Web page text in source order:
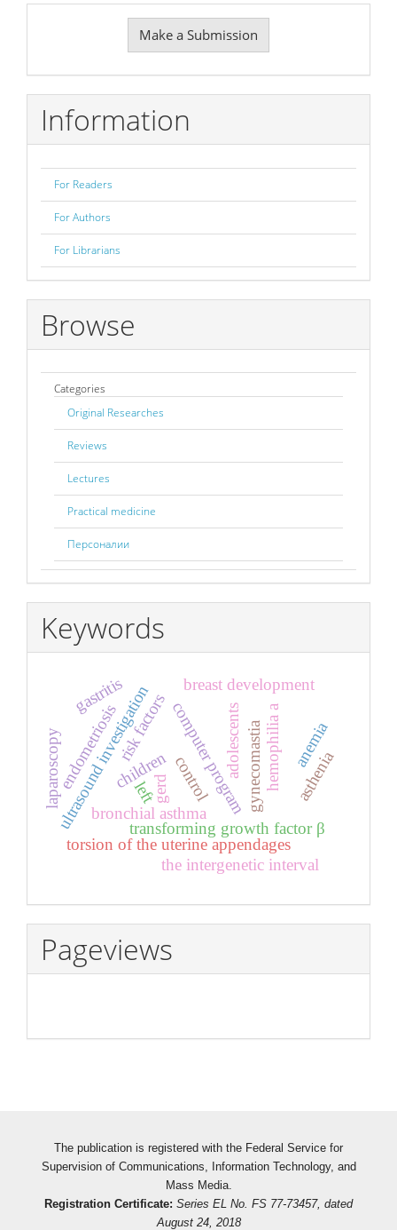
Submission
Make a Submission
Information
For Readers
For Authors
For Librarians
Browse
Categories
Original Researches
Reviews
Lectures
Practical medicine
Персоналии
Keywords
children
bronchial asthma
control
transforming growth factor β
ultrasound investigation
torsion of the uterine appendages
laparoscopyendometriosisrisk factorscomputer program
adolescentsgynecomastia
breast development
gastritis
gerd
the intergenetic interval
hemophilia a asthenia
anemia
left
Pageviews
The publication is registered with the Federal Service for
Supervision of Communications, Information Technology, and
Mass Media.
Registration Certificate: Series EL No. FS 77-73457, dated
August 24, 2018